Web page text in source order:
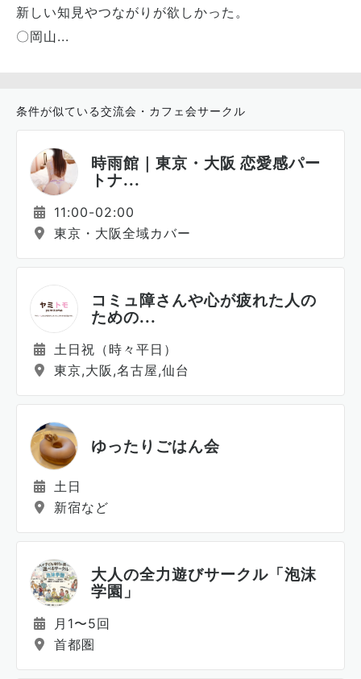
新しい知見やつながりが欲しかった。
〇岡山...
条件が似ている交流会・カフェ会サークル
時雨館｜東京・大阪 恋愛感パー
トナ...
11:00-02:00
東京・大阪全域カバー
コミュ障さんや心が疲れた人の
ための...
土日祝（時々平日）
東京,大阪,名古屋,仙台
ゆったりごはん会
土日
新宿など
大人の全力遊びサークル「泡沫
学園」
月1〜5回
首都圏